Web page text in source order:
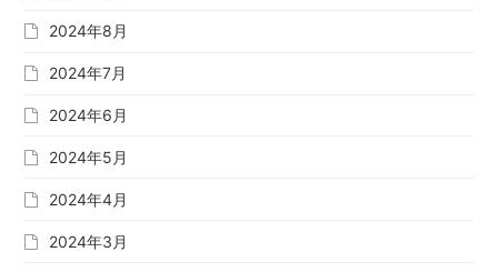
2024年8月
2024年7月
2024年6月
2024年5月
2024年4月
2024年3月